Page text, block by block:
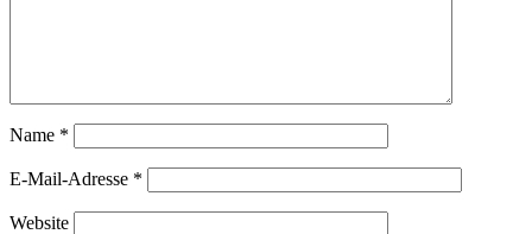
Name *
E-Mail-Adresse *
Website